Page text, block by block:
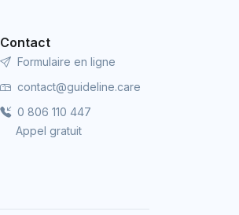
Contact
Formulaire en ligne
contact@guideline.care
0 806 110 447
Appel gratuit